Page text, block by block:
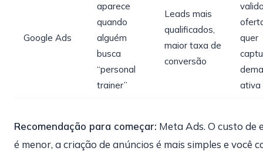
Google Ads
aparece
quando
alguém
busca
“personal
trainer”
Leads mais
qualificados,
maior taxa de
conversão
quer
ativa
Recomendação para começar: Meta Ads. O custo de
é menor, a criação de anúncios é mais simples e você